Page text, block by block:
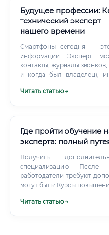
Будущее профессии:
технический эксперт
нашего времени
Смартфоны сегодня —
информации. Эксперт
контакты, журналы
и когда был владелец),
Эксперт определит, как
Читать статью →
Где пройти обучение
эксперта: полный
Получить
специализацию После окончания вуза многие
работодатели требуют
могут быть: Курсы повышения квалификации по судебно-
академических карьер)
Читать статью →